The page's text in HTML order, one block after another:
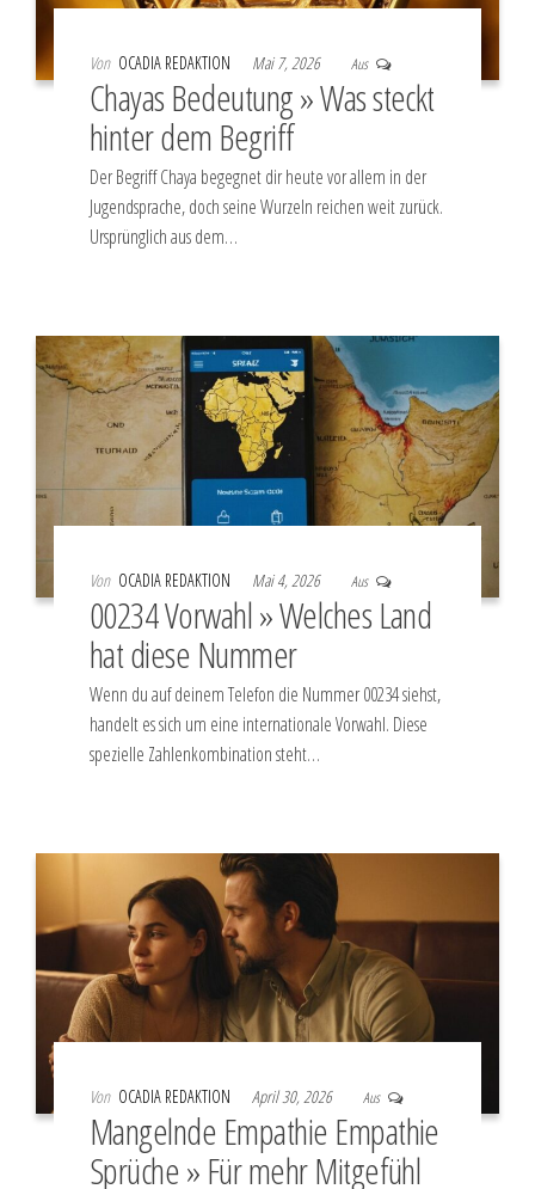
Von OCADIA REDAKTION Mai 7, 2026 Aus
Chayas Bedeutung » Was steckt
hinter dem Begriff
Der Begriff Chaya begegnet dir heute vor allem in der
Jugendsprache, doch seine Wurzeln reichen weit zurück.
Ursprünglich aus dem…
Von OCADIA REDAKTION Mai 4, 2026 Aus
00234 Vorwahl » Welches Land
hat diese Nummer
Wenn du auf deinem Telefon die Nummer 00234 siehst,
handelt es sich um eine internationale Vorwahl. Diese
spezielle Zahlenkombination steht…
Von OCADIA REDAKTION April 30, 2026 Aus
Mangelnde Empathie Empathie
Sprüche » Für mehr Mitgefühl